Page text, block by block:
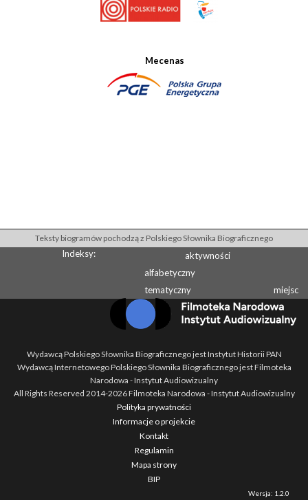
Mecenas
Teksty biogramów pochodzą z Polskiego Słownika Biograficznego
Indeksy:
aktywności
alfabetyczny
tematyczny
miejsc
Wydawcą Polskiego Słownika Biograficznego jest Instytut Historii PAN
Wydawcą Internetowego Polskiego Słownika Biograficznego jest Filmoteka
Narodowa - Instytut Audiowizualny
All Rights Reserved 2014-2026Filmoteka Narodowa - Instytut Audiowizualny
Polityka prywatności
Informacje o projekcie
Kontakt
Regulamin
Mapa strony
BIP
Wersja: 1.2.0